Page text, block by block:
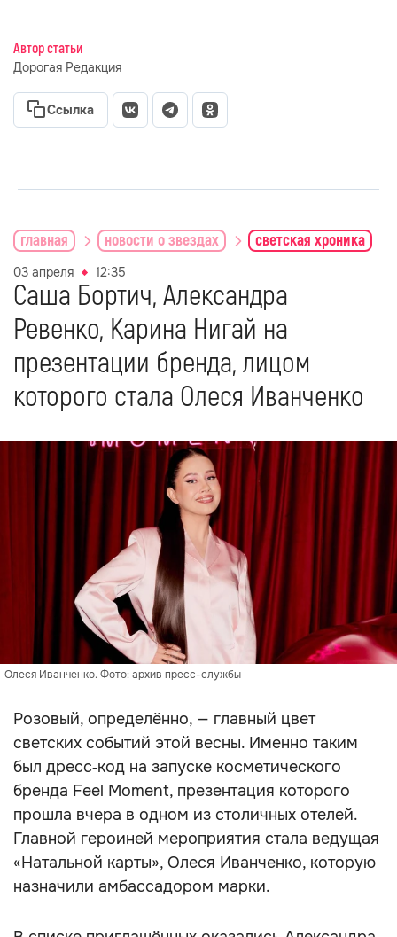
Автор статьи
Дорогая Редакция
Ссылка
главная новости о звездах светская хроника
03 апреля 12:35
Саша Бортич, Александра
Ревенко, Карина Нигай на
презентации бренда, лицом
которого стала Олеся Иванченко
Олеся Иванченко. Фото: архив пресс-службы
Розовый, определённо, — главный цвет
светских событий этой весны. Именно таким
был дресс‑код на запуске косметического
бренда Feel Moment, презентация которого
прошла вчера в одном из столичных отелей.
Главной героиней мероприятия стала ведущая
«Натальной карты», Олеся Иванченко, которую
назначили амбассадором марки.